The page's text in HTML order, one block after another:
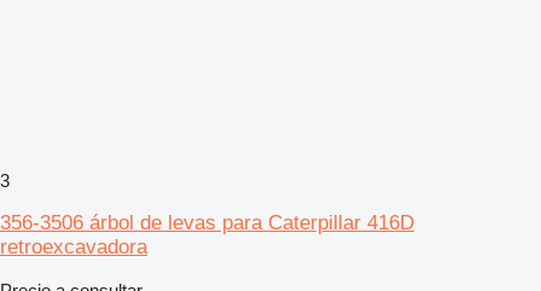
3
356-3506 árbol de levas para Caterpillar 416D
retroexcavadora